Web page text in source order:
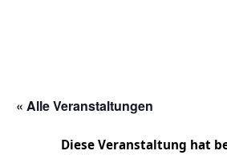
« Alle Veranstaltungen
Diese Veranstaltung hat